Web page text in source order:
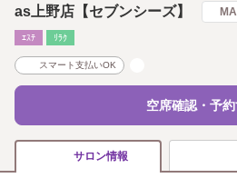
as上野店【セブンシーズ】
ｴｽﾃ ﾘﾗｸ
スマート支払いOK
空席確認・予
サロン情報